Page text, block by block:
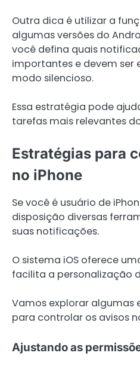
Outra dica é utilizar a
algumas versões do
você defina quais
importantes e devem ser
modo silencioso.
Essa estratégia pode
tarefas mais relevantes
Estratégias para
no iPhone
Se você é usuário de
disposição diversas
suas notificações.
O sistema iOS oferece
facilita a personalização
Vamos explorar algumas
para controlar os avisos
Ajustando as